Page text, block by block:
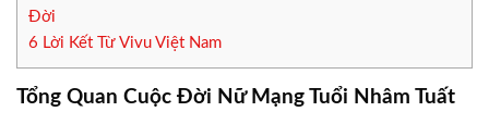
Đời
6 Lời Kết Từ Vivu Việt Nam
Tổng Quan Cuộc Đời Nữ Mạng Tuổi Nhâm Tuất